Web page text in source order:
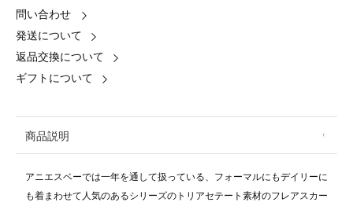
問い合わせ
発送について
返品交換について
ギフトについて
商品説明
アニエスベーでは一年を通して扱っている、フォーマルにもデイリーに
も着まわせて人気のあるシリーズのトリアセテート素材のフレアスカー